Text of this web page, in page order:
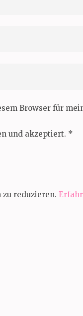
Browser für
und akzeptiert. *
zu reduzieren.